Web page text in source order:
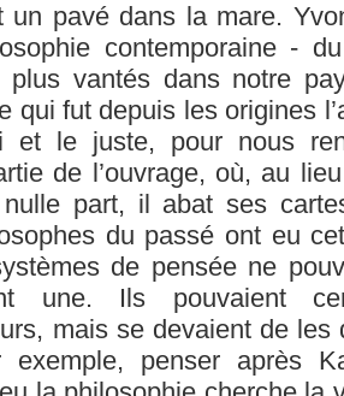
un pavé dans la mare.
contemporaine -
plus vantés dans notre
qui fut depuis les origines
et le juste, pour nous
de l’ouvrage, où, au
part, il abat ses
du passé ont eu
de pensée ne
une. Ils pouvaient
mais se devaient de les
exemple, penser après